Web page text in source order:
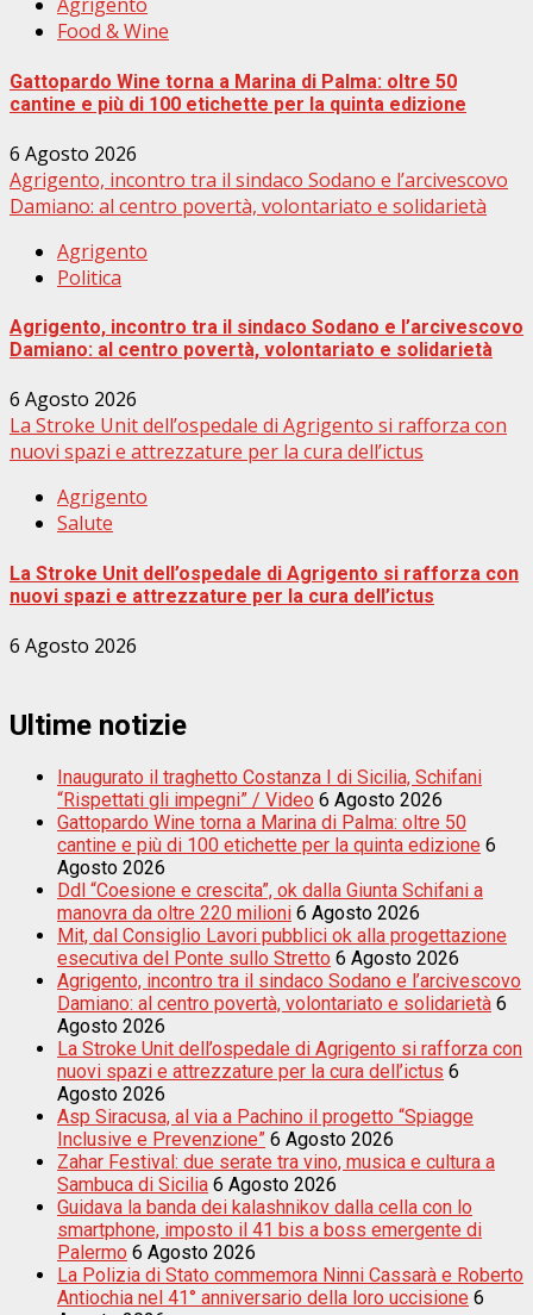
Food & Wine
Gattopardo Wine torna a Marina di Palma: oltre 50
cantine e più di 100 etichette per la quinta edizione
6 Agosto 2026
Agrigento, incontro tra il sindaco Sodano e l’arcivescovo
Damiano: al centro povertà, volontariato e solidarietà
Agrigento
Politica
Agrigento, incontro tra il sindaco Sodano e l’arcivescovo
Damiano: al centro povertà, volontariato e solidarietà
6 Agosto 2026
La Stroke Unit dell’ospedale di Agrigento si rafforza con
nuovi spazi e attrezzature per la cura dell’ictus
Agrigento
Salute
La Stroke Unit dell’ospedale di Agrigento si rafforza con
nuovi spazi e attrezzature per la cura dell’ictus
6 Agosto 2026
Ultime notizie
Inaugurato il traghetto Costanza I di Sicilia, Schifani
“Rispettati gli impegni” / Video 6 Agosto 2026
Gattopardo Wine torna a Marina di Palma: oltre 50
cantine e più di 100 etichette per la quinta edizione 6
Agosto 2026
Ddl “Coesione e crescita”, ok dalla Giunta Schifani a
manovra da oltre 220 milioni 6 Agosto 2026
Mit, dal Consiglio Lavori pubblici ok alla progettazione
esecutiva del Ponte sullo Stretto 6 Agosto 2026
Agrigento, incontro tra il sindaco Sodano e l’arcivescovo
Damiano: al centro povertà, volontariato e solidarietà 6
Agosto 2026
La Stroke Unit dell’ospedale di Agrigento si rafforza con
nuovi spazi e attrezzature per la cura dell’ictus 6
Agosto 2026
Asp Siracusa, al via a Pachino il progetto “Spiagge
Inclusive e Prevenzione” 6 Agosto 2026
Zahar Festival: due serate tra vino, musica e cultura a
Sambuca di Sicilia 6 Agosto 2026
Guidava la banda dei kalashnikov dalla cella con lo
smartphone, imposto il 41 bis a boss emergente di
Palermo 6 Agosto 2026
La Polizia di Stato commemora Ninni Cassarà e Roberto
Antiochia nel 41° anniversario della loro uccisione 6